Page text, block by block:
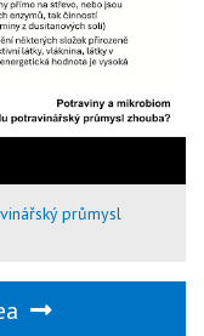
průmysl